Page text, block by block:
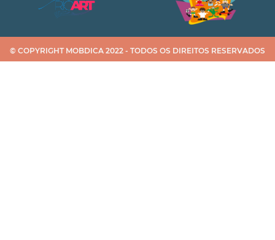
© COPYRIGHT MOBDICA 2022 - TODOS OS DIREITOS RESERVADOS